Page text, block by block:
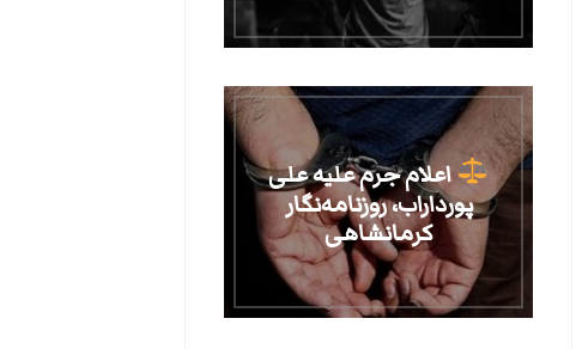
اعلام جرم علیه علی
پورداراب، روزنامه‌نگار
کرمانشاهی